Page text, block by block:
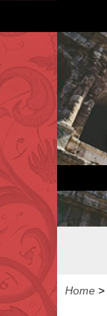
Home >